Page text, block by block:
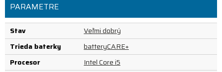
PARAMETRE
Stav
Veľmi dobrý
Trieda baterky
batteryCARE+
Procesor
Intel Core i5